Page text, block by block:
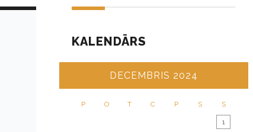
KALENDĀRS
DECEMBRIS 2024
P O T C P S S
1